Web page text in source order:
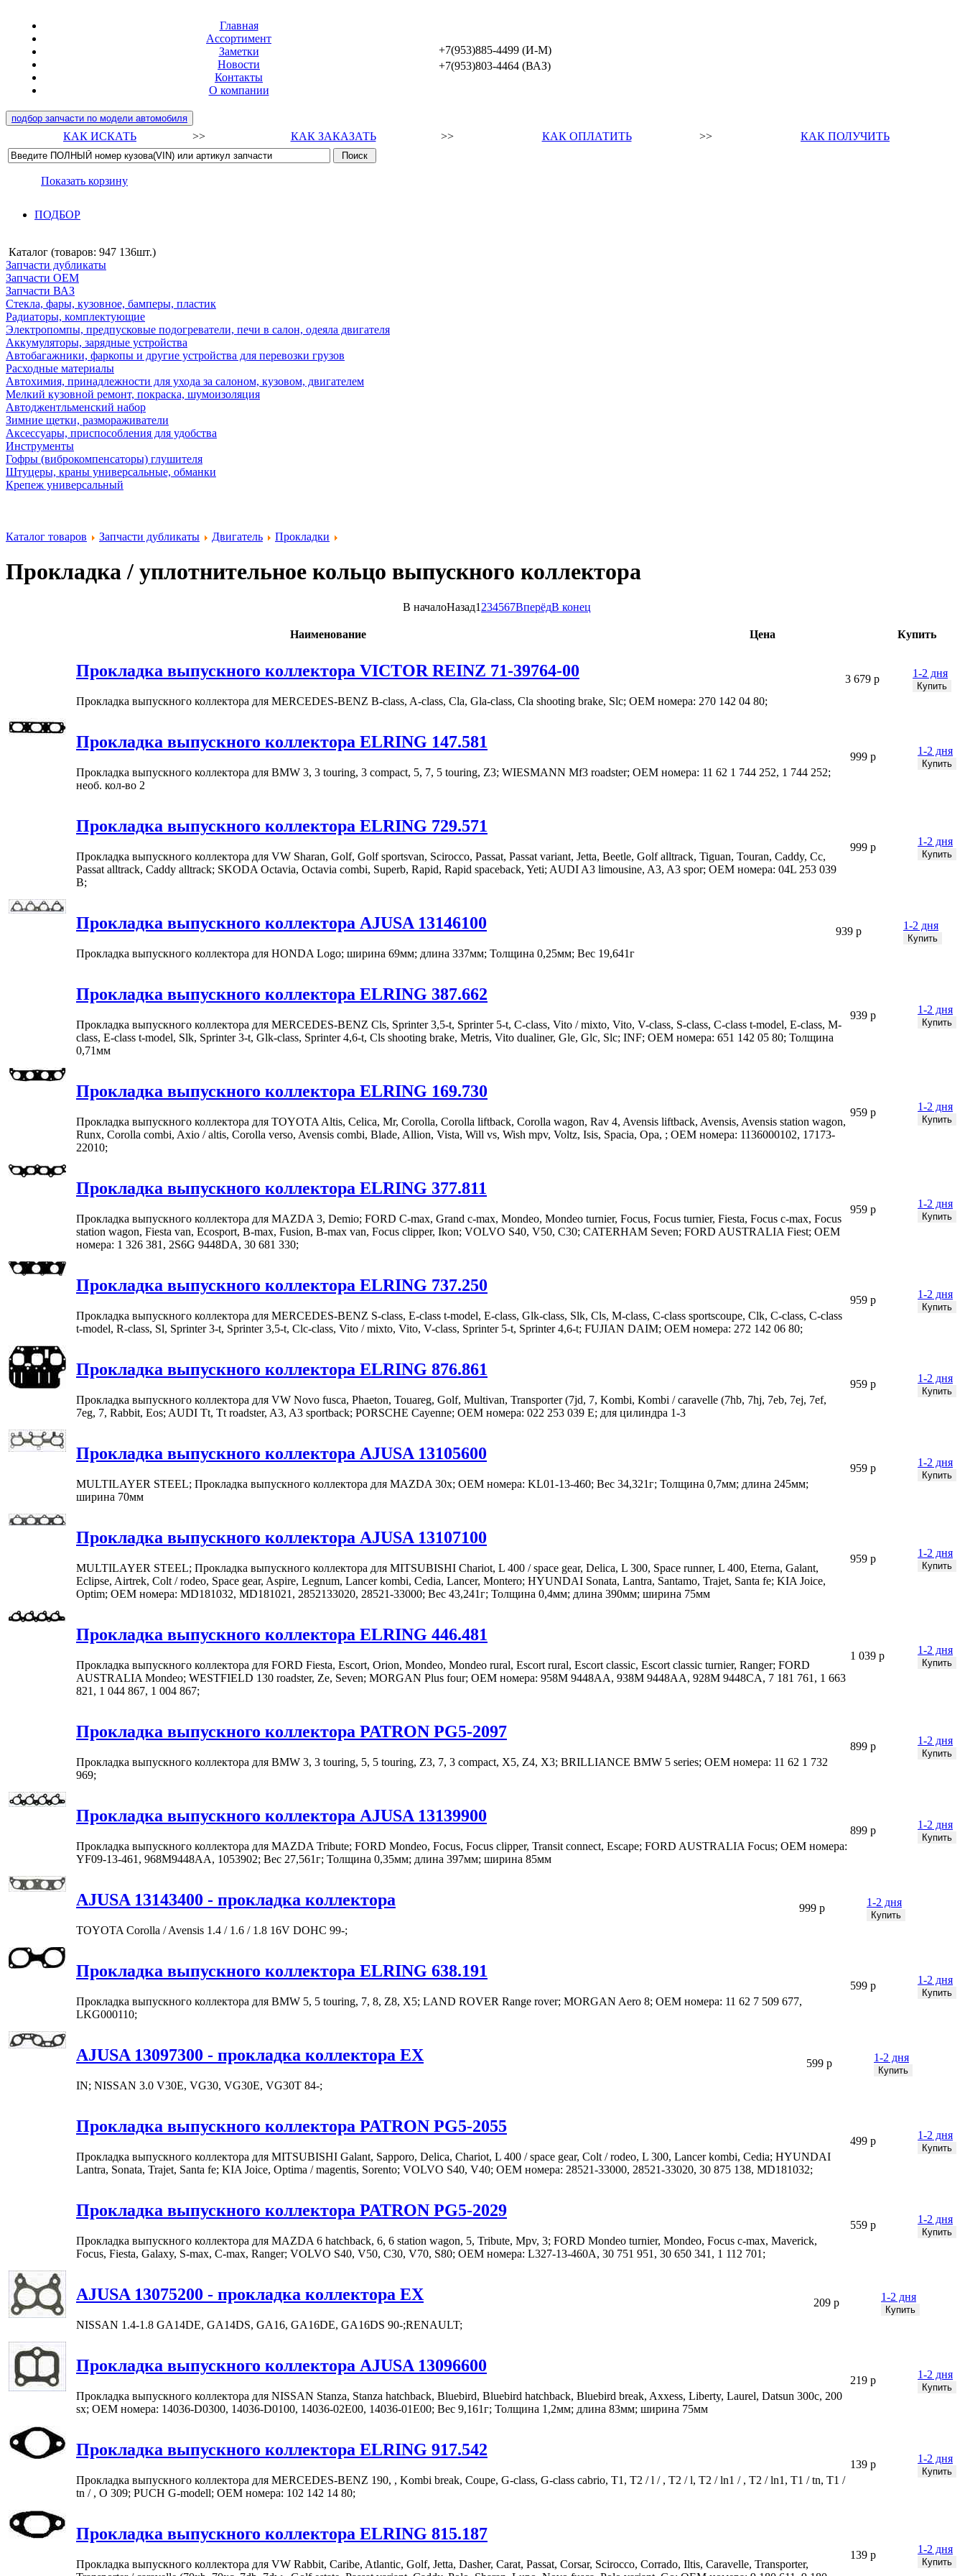
Главная
Ассортимент
Заметки
Новости
Контакты
О компании
+7(953)885-4499 (И-М)
+7(953)803-4464 (ВАЗ)
подбор запчасти по модели автомобиля
КАК ИСКАТЬ >> КАК ЗАКАЗАТЬ >> КАК ОПЛАТИТЬ >> КАК ПОЛУЧИТЬ
Показать корзину
ПОДБОР
Каталог (товаров: 947 136шт.)
Запчасти дубликаты
Запчасти ОЕМ
Запчасти ВАЗ
Стекла, фары, кузовное, бамперы, пластик
Радиаторы, комплектующие
Электропомпы, предпусковые подогреватели, печи в салон, одеяла двигателя
Аккумуляторы, зарядные устройства
Автобагажники, фаркопы и другие устройства для перевозки грузов
Расходные материалы
Автохимия, принадлежности для ухода за салоном, кузовом, двигателем
Мелкий кузовной ремонт, покраска, шумоизоляция
Автоджентльменский набор
Зимние щетки, размораживатели
Аксессуары, приспособления для удобства
Инструменты
Гофры (виброкомпенсаторы) глушителя
Штуцеры, краны универсальные, обманки
Крепеж универсальный
Каталог товаров Запчасти дубликаты Двигатель Прокладки
Прокладка / уплотнительное кольцо выпускного коллектора
В началоНазад1 234567ВперёдВ конец
Наименование Цена Купить
Прокладка выпускного коллектора VICTOR REINZ 71-39764-00
Прокладка выпускного коллектора для MERCEDES-BENZ B-class, A-class, Cla, Gla-class, Cla shooting brake, Slc; OEM номера: 270 142 04 80;
3 679 р 1-2 дня
Прокладка выпускного коллектора ELRING 147.581
Прокладка выпускного коллектора для BMW 3, 3 touring, 3 compact, 5, 7, 5 touring, Z3; WIESMANN Mf3 roadster; OEM номера: 11 62 1 744 252, 1 744 252;
необ. кол-во 2
999 р 1-2 дня
Прокладка выпускного коллектора ELRING 729.571
Прокладка выпускного коллектора для VW Sharan, Golf, Golf sportsvan, Scirocco, Passat, Passat variant, Jetta, Beetle, Golf alltrack, Tiguan, Touran, Caddy, Cc,
Passat alltrack, Caddy alltrack; SKODA Octavia, Octavia combi, Superb, Rapid, Rapid spaceback, Yeti; AUDI A3 limousine, A3, A3 spor; OEM номера: 04L 253 039
B;
999 р 1-2 дня
Прокладка выпускного коллектора AJUSA 13146100
Прокладка выпускного коллектора для HONDA Logo; ширина 69мм; длина 337мм; Толщина 0,25мм; Вес 19,641г
939 р 1-2 дня
Прокладка выпускного коллектора ELRING 387.662
Прокладка выпускного коллектора для MERCEDES-BENZ Cls, Sprinter 3,5-t, Sprinter 5-t, C-class, Vito / mixto, Vito, V-class, S-class, C-class t-model, E-class, M-
class, E-class t-model, Slk, Sprinter 3-t, Glk-class, Sprinter 4,6-t, Cls shooting brake, Metris, Vito dualiner, Gle, Glc, Slc; INF; OEM номера: 651 142 05 80; Толщина
0,71мм
939 р 1-2 дня
Прокладка выпускного коллектора ELRING 169.730
Прокладка выпускного коллектора для TOYOTA Altis, Celica, Mr, Corolla, Corolla liftback, Corolla wagon, Rav 4, Avensis liftback, Avensis, Avensis station wagon,
Runx, Corolla combi, Axio / altis, Corolla verso, Avensis combi, Blade, Allion, Vista, Will vs, Wish mpv, Voltz, Isis, Spacia, Opa, ; OEM номера: 1136000102, 17173-
22010;
959 р 1-2 дня
Прокладка выпускного коллектора ELRING 377.811
Прокладка выпускного коллектора для MAZDA 3, Demio; FORD C-max, Grand c-max, Mondeo, Mondeo turnier, Focus, Focus turnier, Fiesta, Focus c-max, Focus
station wagon, Fiesta van, Ecosport, B-max, Fusion, B-max van, Focus clipper, Ikon; VOLVO S40, V50, C30; CATERHAM Seven; FORD AUSTRALIA Fiest; OEM
номера: 1 326 381, 2S6G 9448DA, 30 681 330;
959 р 1-2 дня
Прокладка выпускного коллектора ELRING 737.250
Прокладка выпускного коллектора для MERCEDES-BENZ S-class, E-class t-model, E-class, Glk-class, Slk, Cls, M-class, C-class sportscoupe, Clk, C-class, C-class
t-model, R-class, Sl, Sprinter 3-t, Sprinter 3,5-t, Clc-class, Vito / mixto, Vito, V-class, Sprinter 5-t, Sprinter 4,6-t; FUJIAN DAIM; OEM номера: 272 142 06 80;
959 р 1-2 дня
Прокладка выпускного коллектора ELRING 876.861
Прокладка выпускного коллектора для VW Novo fusca, Phaeton, Touareg, Golf, Multivan, Transporter (7jd, 7, Kombi, Kombi / caravelle (7hb, 7hj, 7eb, 7ej, 7ef,
7eg, 7, Rabbit, Eos; AUDI Tt, Tt roadster, A3, A3 sportback; PORSCHE Cayenne; OEM номера: 022 253 039 E; для цилиндра 1-3
959 р 1-2 дня
Прокладка выпускного коллектора AJUSA 13105600
MULTILAYER STEEL; Прокладка выпускного коллектора для MAZDA 30x; OEM номера: KL01-13-460; Вес 34,321г; Толщина 0,7мм; длина 245мм;
ширина 70мм
959 р 1-2 дня
Прокладка выпускного коллектора AJUSA 13107100
MULTILAYER STEEL; Прокладка выпускного коллектора для MITSUBISHI Chariot, L 400 / space gear, Delica, L 300, Space runner, L 400, Eterna, Galant,
Eclipse, Airtrek, Colt / rodeo, Space gear, Aspire, Legnum, Lancer kombi, Cedia, Lancer, Montero; HYUNDAI Sonata, Lantra, Santamo, Trajet, Santa fe; KIA Joice,
Optim; OEM номера: MD181032, MD181021, 2852133020, 28521-33000; Вес 43,241г; Толщина 0,4мм; длина 390мм; ширина 75мм
959 р 1-2 дня
Прокладка выпускного коллектора ELRING 446.481
Прокладка выпускного коллектора для FORD Fiesta, Escort, Orion, Mondeo, Mondeo rural, Escort rural, Escort classic, Escort classic turnier, Ranger; FORD
AUSTRALIA Mondeo; WESTFIELD 130 roadster, Ze, Seven; MORGAN Plus four; OEM номера: 958M 9448AA, 938M 9448AA, 928M 9448CA, 7 181 761, 1 663
821, 1 044 867, 1 004 867;
1 039 р 1-2 дня
Прокладка выпускного коллектора PATRON PG5-2097
Прокладка выпускного коллектора для BMW 3, 3 touring, 5, 5 touring, Z3, 7, 3 compact, X5, Z4, X3; BRILLIANCE BMW 5 series; OEM номера: 11 62 1 732
969;
899 р 1-2 дня
Прокладка выпускного коллектора AJUSA 13139900
Прокладка выпускного коллектора для MAZDA Tribute; FORD Mondeo, Focus, Focus clipper, Transit connect, Escape; FORD AUSTRALIA Focus; OEM номера:
YF09-13-461, 968M9448AA, 1053902; Вес 27,561г; Толщина 0,35мм; длина 397мм; ширина 85мм
899 р 1-2 дня
AJUSA 13143400 - прокладка коллектора
TOYOTA Corolla / Avensis 1.4 / 1.6 / 1.8 16V DOHC 99-;
999 р 1-2 дня
Прокладка выпускного коллектора ELRING 638.191
Прокладка выпускного коллектора для BMW 5, 5 touring, 7, 8, Z8, X5; LAND ROVER Range rover; MORGAN Aero 8; OEM номера: 11 62 7 509 677,
LKG000110;
599 р 1-2 дня
AJUSA 13097300 - прокладка коллектора EX
IN; NISSAN 3.0 V30E, VG30, VG30E, VG30T 84-;
599 р 1-2 дня
Прокладка выпускного коллектора PATRON PG5-2055
Прокладка выпускного коллектора для MITSUBISHI Galant, Sapporo, Delica, Chariot, L 400 / space gear, Colt / rodeo, L 300, Lancer kombi, Cedia; HYUNDAI
Lantra, Sonata, Trajet, Santa fe; KIA Joice, Optima / magentis, Sorento; VOLVO S40, V40; OEM номера: 28521-33000, 28521-33020, 30 875 138, MD181032;
499 р 1-2 дня
Прокладка выпускного коллектора PATRON PG5-2029
Прокладка выпускного коллектора для MAZDA 6 hatchback, 6, 6 station wagon, 5, Tribute, Mpv, 3; FORD Mondeo turnier, Mondeo, Focus c-max, Maverick,
Focus, Fiesta, Galaxy, S-max, C-max, Ranger; VOLVO S40, V50, C30, V70, S80; OEM номера: L327-13-460A, 30 751 951, 30 650 341, 1 112 701;
559 р 1-2 дня
AJUSA 13075200 - прокладка коллектора EX
NISSAN 1.4-1.8 GA14DE, GA14DS, GA16, GA16DE, GA16DS 90-;RENAULT;
209 р 1-2 дня
Прокладка выпускного коллектора AJUSA 13096600
Прокладка выпускного коллектора для NISSAN Stanza, Stanza hatchback, Bluebird, Bluebird hatchback, Bluebird break, Axxess, Liberty, Laurel, Datsun 300c, 200
sx; OEM номера: 14036-D0300, 14036-D0100, 14036-02E00, 14036-01E00; Вес 9,161г; Толщина 1,2мм; длина 83мм; ширина 75мм
219 р 1-2 дня
Прокладка выпускного коллектора ELRING 917.542
Прокладка выпускного коллектора для MERCEDES-BENZ 190, , Kombi break, Coupe, G-class, G-class cabrio, T1, T2 / l / , T2 / l, T2 / ln1 / , T2 / ln1, T1 / tn, T1 /
tn / , O 309; PUCH G-modell; OEM номера: 102 142 14 80;
139 р 1-2 дня
Прокладка выпускного коллектора ELRING 815.187
Прокладка выпускного коллектора для VW Rabbit, Caribe, Atlantic, Golf, Jetta, Dasher, Carat, Passat, Corsar, Scirocco, Corrado, Iltis, Caravelle, Transporter,
139 р 1-2 дня